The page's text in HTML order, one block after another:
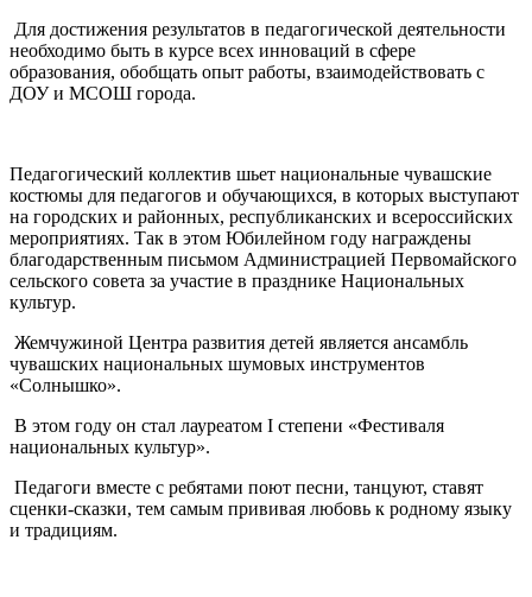
Для достижения результатов в педагогической деятельности
необходимо быть в курсе всех инноваций в сфере
образования, обобщать опыт работы, взаимодействовать с
ДОУ и МСОШ города.
Педагогический коллектив шьет национальные чувашские
костюмы для педагогов и обучающихся, в которых выступают
на городских и районных, республиканских и всероссийских
мероприятиях. Так в этом Юбилейном году награждены
благодарственным письмом Администрацией Первомайского
сельского совета за участие в празднике Национальных
культур.
Жемчужиной Центра развития детей является ансамбль
чувашских национальных шумовых инструментов
«Солнышко».
В этом году он стал лауреатом I степени «Фестиваля
национальных культур».
Педагоги вместе с ребятами поют песни, танцуют, ставят
сценки-сказки, тем самым прививая любовь к родному языку
и традициям.